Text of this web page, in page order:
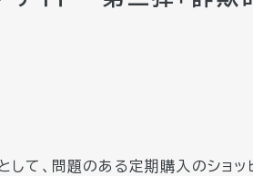
して、問題のある定期購入のショ